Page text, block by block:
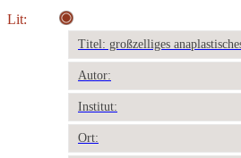
Lit:
Titel: großzelliges
Autor:
Institut:
Ort: